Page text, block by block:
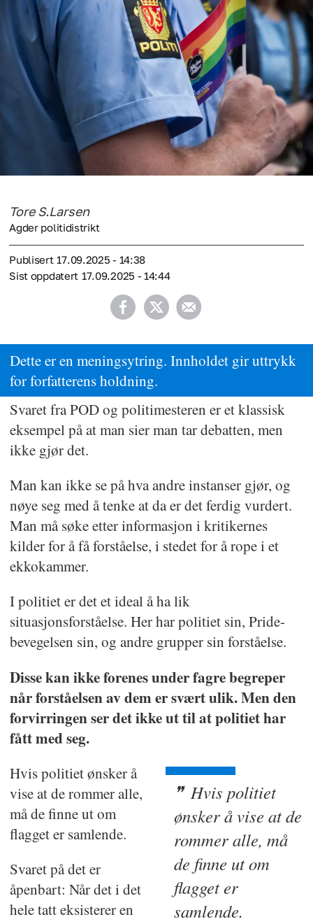
Tore S.Larsen
Agder politidistrikt
Publisert
17.09.2025 - 14:38
Sist oppdatert
17.09.2025 - 14:44
Dette er en meningsytring. Innholdet gir uttrykk
for forfatterens holdning.
Svaret fra POD og politimesteren er et klassisk
eksempel på at man sier man tar debatten, men
ikke gjør det.
Man kan ikke se på hva andre instanser gjør, og
nøye seg med å tenke at da er det ferdig vurdert.
Man må søke etter informasjon i kritikernes
kilder for å få forståelse, i stedet for å rope i et
ekkokammer.
I politiet er det et ideal å ha lik
situasjonsforståelse. Her har politiet sin, Pride-
bevegelsen sin, og andre grupper sin forståelse.
Disse kan ikke forenes under fagre begreper
når forståelsen av dem er svært ulik. Men den
forvirringen ser det ikke ut til at politiet har
fått med seg.
Hvis politiet
ønsker å vise at de
rommer alle, må
de finne ut om
flagget er
samlende.
Hvis politiet ønsker å
vise at de rommer alle,
må de finne ut om
flagget er samlende.
Svaret på det er
åpenbart: Når det i det
hele tatt eksisterer en